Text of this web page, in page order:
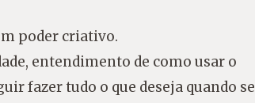
poder criativo.
entendimento de como usar o
fazer tudo o que deseja quando se